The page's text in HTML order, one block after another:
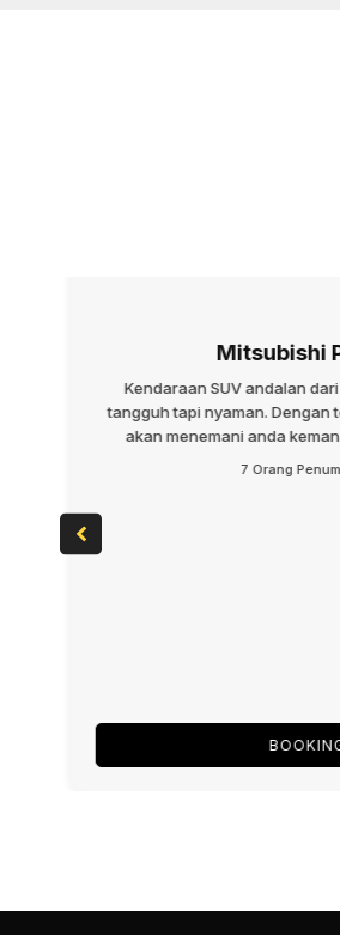
Mitsubishi
Kendaraan SUV andalan dari
tangguh tapi nyaman. Dengan
akan menemani anda
7 Orang
BOOKING